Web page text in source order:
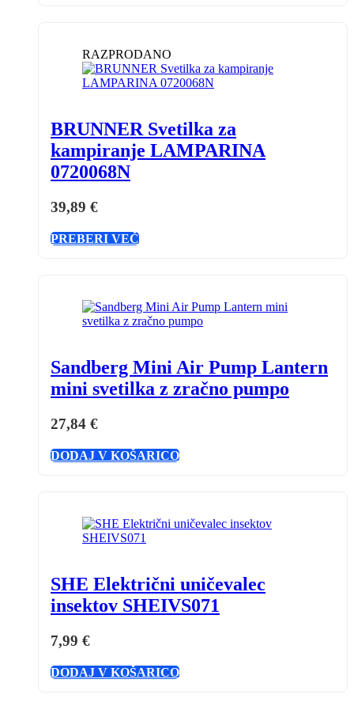
RAZPRODANO
BRUNNER Svetilka za
kampiranje LAMPARINA
0720068N
39,89 €
PREBERI VEČ
Sandberg Mini Air Pump Lantern
mini svetilka z zračno pumpo
27,84 €
DODAJ V KOŠARICO
SHE Električni uničevalec
insektov SHEIVS071
7,99 €
DODAJ V KOŠARICO